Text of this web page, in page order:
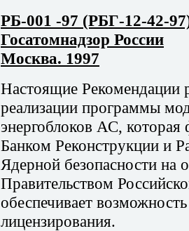
РБ-001 -97 (РБГ-12-42-
Госатомнадзор России
Москва. 1997
Настоящие Рекомендации
реализации программы
энергоблоков АС,
Банком Реконструкции и
Ядерной безопасности
Правительством
обеспечивает
лицензирования.